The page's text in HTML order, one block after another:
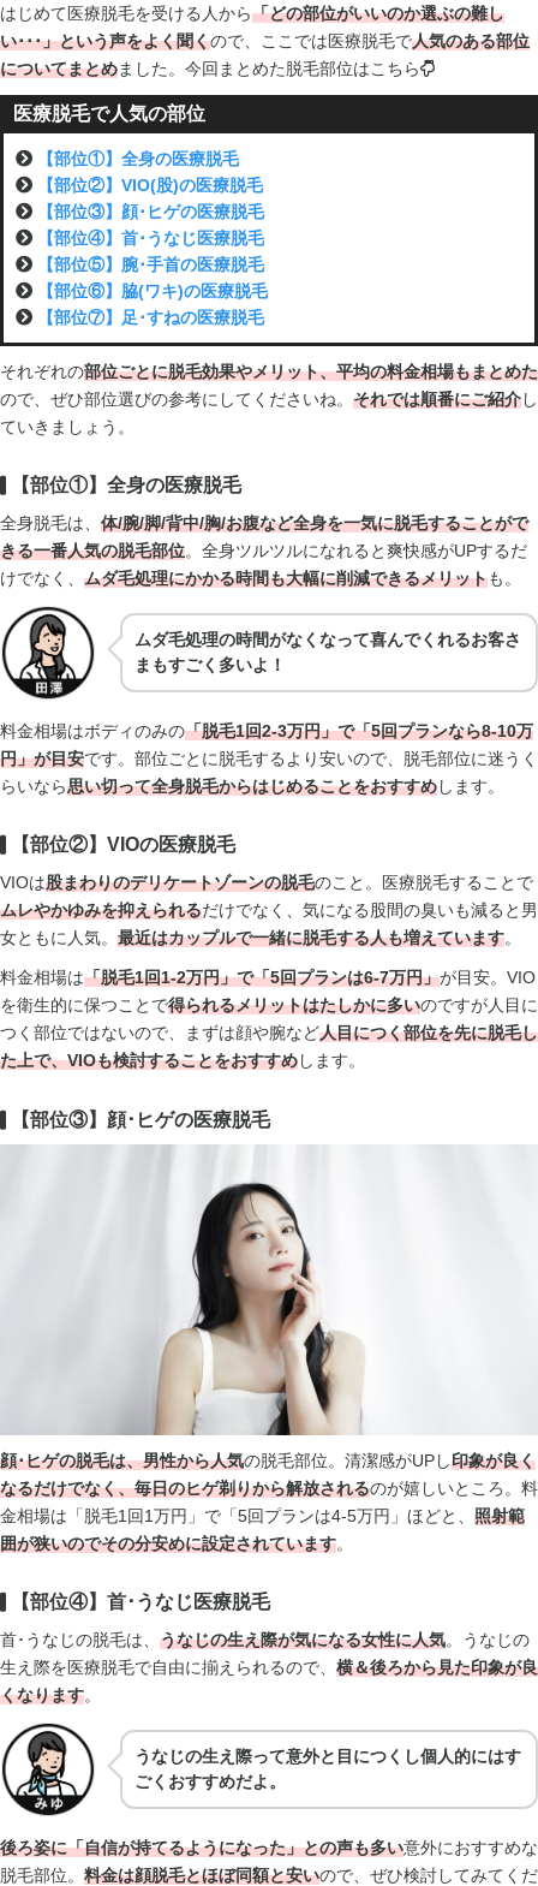
はじめて医療脱毛を受ける人から「どの部位がいいのか選ぶの難し
い･･･」という声をよく聞くので、ここでは医療脱毛で人気のある部位
についてまとめました。今回まとめた脱毛部位はこちら
医療脱毛で人気の部位
【部位①】全身の医療脱毛
【部位②】VIO(股)の医療脱毛
【部位③】顔･ヒゲの医療脱毛
【部位④】首･うなじ医療脱毛
【部位⑤】腕･手首の医療脱毛
【部位⑥】脇(ワキ)の医療脱毛
【部位⑦】足･すねの医療脱毛
それぞれの部位ごとに脱毛効果やメリット、平均の料金相場もまとめた
ので、ぜひ部位選びの参考にしてくださいね。 それでは順番にご紹介し
ていきましょう。
【部位①】全身の医療脱毛
全身脱毛は、 体/腕/脚/背中/胸/お腹など全身を一気に脱毛することがで
きる一番人気の脱毛部位。全身ツルツルになれると爽快感がUPするだ
けでなく、 ムダ毛処理にかかる時間も大幅に削減できるメリットも。
ムダ毛処理の時間がなくなって喜んでくれるお客さ
まもすごく多いよ！
料金相場はボディのみの「脱毛1回2-3万円」で「5回プランなら8-10万
円」が目安です。部位ごとに脱毛するより安いので、脱毛部位に迷うく
らいなら思い切って全身脱毛からはじめることをおすすめします。
【部位②】VIOの医療脱毛
VIOは股まわりのデリケートゾーンの脱毛のこと。医療脱毛することで
ムレやかゆみを抑えられるだけでなく、気になる股間の臭いも減ると男
女ともに人気。 最近はカップルで一緒に脱毛する人も増えています。
料金相場は「脱毛1回1-2万円」で「5回プランは6-7万円」が目安。VIO
を衛生的に保つことで得られるメリットはたしかに多いのですが人目に
つく部位ではないので、まずは顔や腕など人目につく部位を先に脱毛し
た上で、VIOも検討することをおすすめします。
【部位③】顔･ヒゲの医療脱毛
顔･ヒゲの脱毛は、男性から人気の脱毛部位。清潔感がUPし印象が良く
なるだけでなく、毎日のヒゲ剃りから解放されるのが嬉しいところ。料
金相場は「脱毛1回1万円」で「5回プランは4-5万円」ほどと、 照射範
囲が狭いのでその分安めに設定されています。
【部位④】首･うなじ医療脱毛
首･うなじの脱毛は、 うなじの生え際が気になる女性に人気。うなじの
生え際を医療脱毛で自由に揃えられるので、 横＆後ろから見た印象が良
くなります。
うなじの生え際って意外と目につくし個人的にはす
ごくおすすめだよ。
後ろ姿に「自信が持てるようになった」との声も多い意外におすすめな
脱毛部位。 料金は顔脱毛とほぼ同額と安いので、ぜひ検討してみてくだ